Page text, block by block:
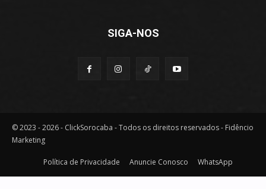
SIGA-NOS
© 2023 - 2026 - ClickSorocaba - Todos os direitos reservados - Fidêncio
Marketing
Política de Privacidade Anuncie Conosco WhatsApp